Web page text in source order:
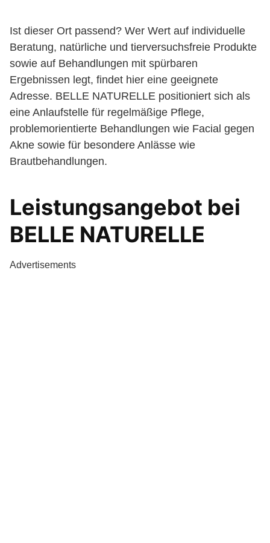
Ist dieser Ort passend? Wer Wert auf individuelle
Beratung, natürliche und tierversuchsfreie Produkte
sowie auf Behandlungen mit spürbaren
Ergebnissen legt, findet hier eine geeignete
Adresse. BELLE NATURELLE positioniert sich als
eine Anlaufstelle für regelmäßige Pflege,
problemorientierte Behandlungen wie Facial gegen
Akne sowie für besondere Anlässe wie
Brautbehandlungen.
Leistungsangebot bei
BELLE NATURELLE
Advertisements